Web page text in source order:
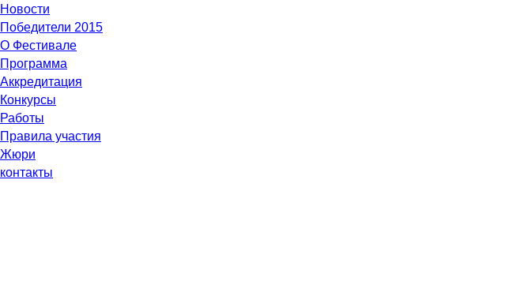
Новости
Победители 2015
О Фестивале
Программа
Аккредитация
Конкурсы
Работы
Правила участия
Жюри
контакты